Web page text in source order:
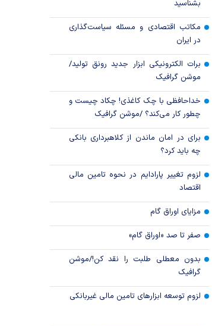
رویه جدید ارز اشخاص شدند؟
جزئیات دستورالعمل جدید مالیاتی برای
تسعیر ارز واردات بدون انتقال ارز
بشناسید
مکاتب اقتصادی و مسئله سیاست‌گذاری
در ایران
برات الکترونیکی ابزار جدید رونق تولید/
موشن گرافیک
خداحافظی با چک کاغذی! چکاد چیست و
چطور کار می‌کند؟ /موشن گرافیک
برای در امان ماندن از کلاهبرداری بانکی
چه باید کرد؟
لزوم تغییر پارادایم در نحوه تامین مالی
اقتصاد
مزایای اوراق گام
صفر تا صد «اوراق گام»
بدون معطلی طلبت را نقد کن!/موشن
گرافیک
لزوم توسعه ابزارهای تامین مالی غیربانکی